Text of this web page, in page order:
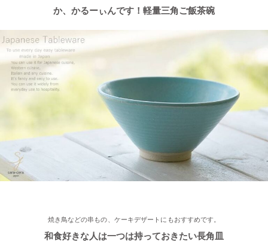
2022/12/2
≪おすすめ≫ 美味しいおかずと一緒にパクり♪土鍋で炊いたツヤ
ツヤごはん！
≪おすすめ≫ 小鉢を並べてちょこっと豪華に♪ コロンとかわい
い木ノ葉の小鉢
≪おすすめ≫ 手作りのあたたかさ♪職人の手でそ〜っとくぼませ
たマグカップ
か、かるーぃんです！軽量三角ご飯茶碗
焼き鳥などの串もの、ケーキデザートにもおすすめです。
和食好きな人は一つは持っておきたい長角皿